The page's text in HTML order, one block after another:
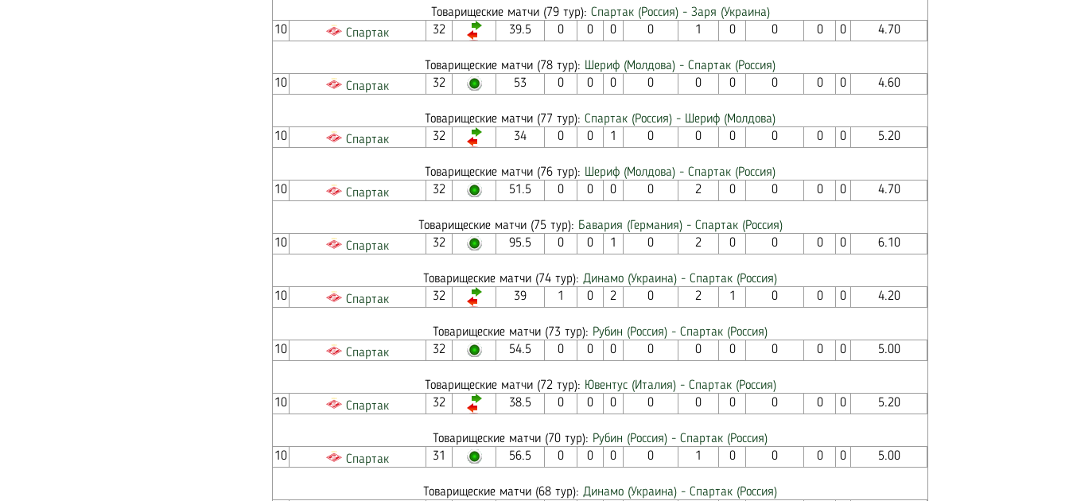
Товарищеские матчи (79 тур): Спартак (Россия) - Заря (Украина)
10
Спартак 32 39.5 0 0 0 0 1 0 0 0 0 4.70
Товарищеские матчи (78 тур): Шериф (Молдова) - Спартак (Россия)
10
Спартак 32 53 0 0 0 0 0 0 0 0 0 4.60
Товарищеские матчи (77 тур): Спартак (Россия) - Шериф (Молдова)
10
Спартак 32 34 0 0 1 0 0 0 0 0 0 5.20
Товарищеские матчи (76 тур): Шериф (Молдова) - Спартак (Россия)
10
Спартак 32 51.5 0 0 0 0 2 0 0 0 0 4.70
Товарищеские матчи (75 тур): Бавария (Германия) - Спартак (Россия)
10
Спартак 32 95.5 0 0 1 0 2 0 0 0 0 6.10
Товарищеские матчи (74 тур): Динамо (Украина) - Спартак (Россия)
10
Спартак 32 39 1 0 2 0 2 1 0 0 0 4.20
Товарищеские матчи (73 тур): Рубин (Россия) - Спартак (Россия)
10
Спартак 32 54.5 0 0 0 0 0 0 0 0 0 5.00
Товарищеские матчи (72 тур): Ювентус (Италия) - Спартак (Россия)
10
Спартак 32 38.5 0 0 0 0 0 0 0 0 0 5.20
Товарищеские матчи (70 тур): Рубин (Россия) - Спартак (Россия)
10
Спартак 31 56.5 0 0 0 0 1 0 0 0 0 5.00
Товарищеские матчи (68 тур): Динамо (Украина) - Спартак (Россия)